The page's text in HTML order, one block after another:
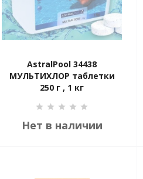
AstralPool 34438
МУЛЬТИХЛОР таблетки
250 г , 1 кг
Нет в наличии